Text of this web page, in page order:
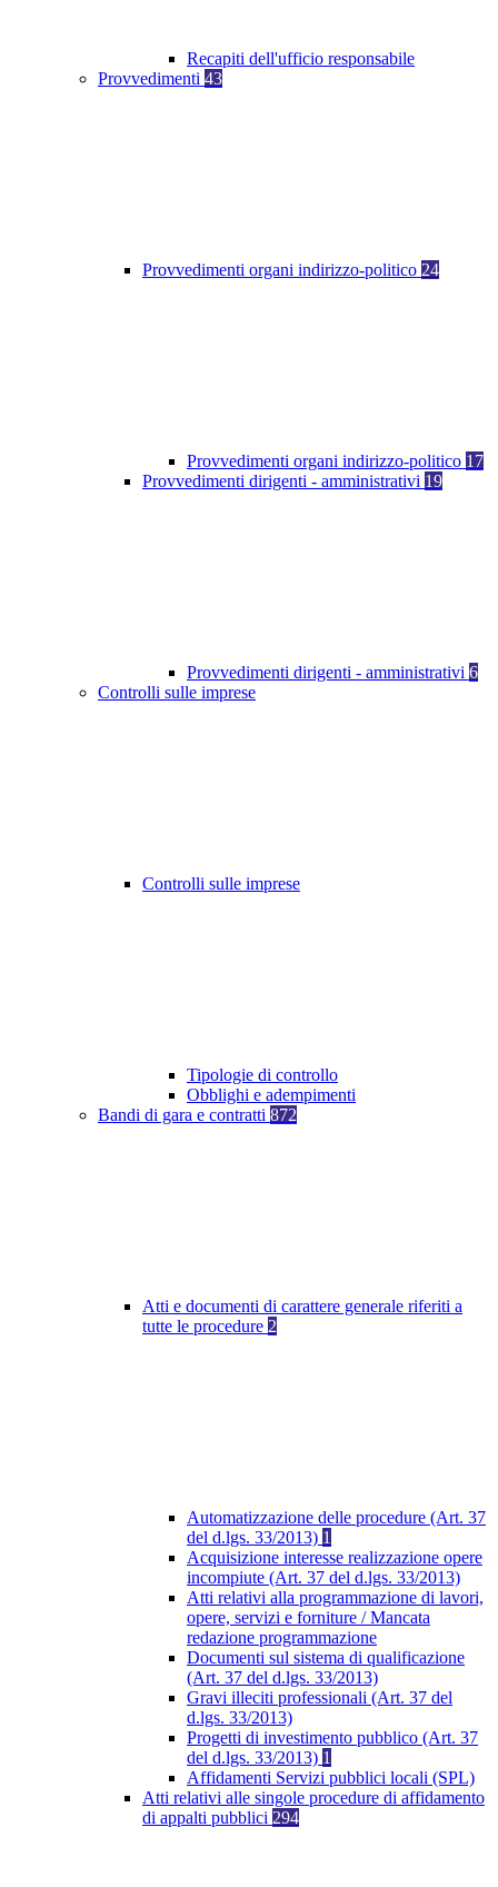
Recapiti dell'ufficio responsabile
Provvedimenti 43
Provvedimenti organi indirizzo-politico 24
Provvedimenti organi indirizzo-politico 17
Provvedimenti dirigenti - amministrativi 19
Provvedimenti dirigenti - amministrativi 6
Controlli sulle imprese
Controlli sulle imprese
Tipologie di controllo
Obblighi e adempimenti
Bandi di gara e contratti 872
Atti e documenti di carattere generale riferiti a
tutte le procedure 2
Automatizzazione delle procedure (Art. 37
del d.lgs. 33/2013) 1
Acquisizione interesse realizzazione opere
incompiute (Art. 37 del d.lgs. 33/2013)
Atti relativi alla programmazione di lavori,
opere, servizi e forniture / Mancata
redazione programmazione
Documenti sul sistema di qualificazione
(Art. 37 del d.lgs. 33/2013)
Gravi illeciti professionali (Art. 37 del
d.lgs. 33/2013)
Progetti di investimento pubblico (Art. 37
del d.lgs. 33/2013) 1
Affidamenti Servizi pubblici locali (SPL)
Atti relativi alle singole procedure di affidamento
di appalti pubblici 294